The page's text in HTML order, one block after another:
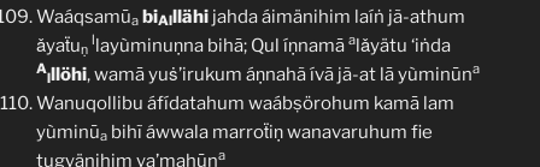
Waáqsamūa biAlllähi jahda áimänihim laíṅ jã-athum
ǎyaẗuṇ
llayùminuṇna bihā; Qul íṇnamā alǎyätu ‘iṅda
A
lllöhi, wamā yuṡ’irukum áṇnahã ívā jã-at lā yùminūna
Wanuqollibu áfídatahum waábṣörohum kamā lam
yùminūa bihĩ áwwala marroẗiṇ wanavaruhum fie
ṭugyänihim ya’mahūna